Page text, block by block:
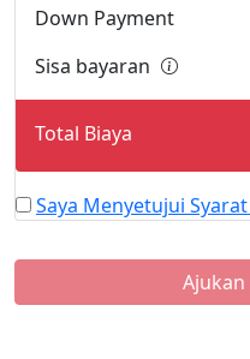
Down Payment
Sisa bayaran
Total Biaya
Saya Menyetujui
Ajukan